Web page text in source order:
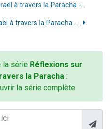
à travers la Paracha -...
à travers la Paracha -...
la série Réflexions sur
la Paracha :
la série complète